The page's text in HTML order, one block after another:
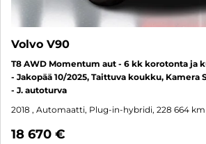
Volvo V90
T8 AWD Momentum aut - 6 kk korotonta ja
- Jakopää 10/2025, Taittuva koukku,
- J. autoturva
2018 , Automaatti, Plug-in-hybridi, 228 664 km
18 670 €